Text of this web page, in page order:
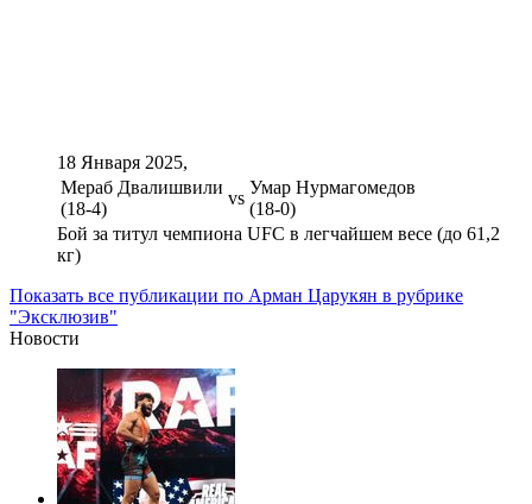
18 Января 2025,
Мераб Двалишвили
(18-4)
vs
Умар Нурмагомедов
(18-0)
Бой за титул чемпиона UFC в легчайшем весе (до 61,2
кг)
Показать все публикации по Арман Царукян в рубрике
"Эксклюзив"
Новости